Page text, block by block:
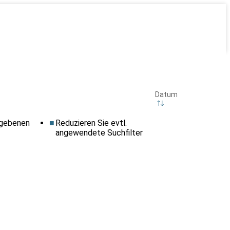
Datum
Reduzieren Sie evtl.
angewendete Suchfilter